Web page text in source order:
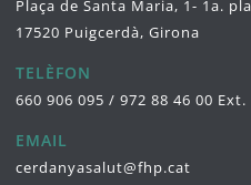
Plaça de Santa Maria, 1- 1a.
17520 Puigcerdà, Girona
TELÈFON
660 906 095 / 972 88 46 00 Ext.
EMAIL
cerdanyasalut@fhp.cat